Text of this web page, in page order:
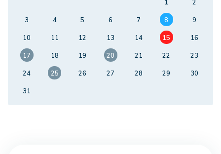
1
2
3
4 5 6 7 8
9
10
11 12 13 14 15
16
17
18 19 20 21 22
23
24
25 26 27 28 29
30
31